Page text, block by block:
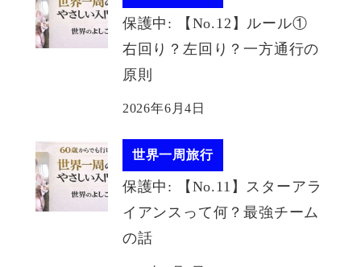
保護中: 【No.12】ルール①
右回り？左回り？一方通行の
原則
2026年6月4日
世界一周旅行
保護中: 【No.11】スターアラ
イアンスって何？最強チーム
の話